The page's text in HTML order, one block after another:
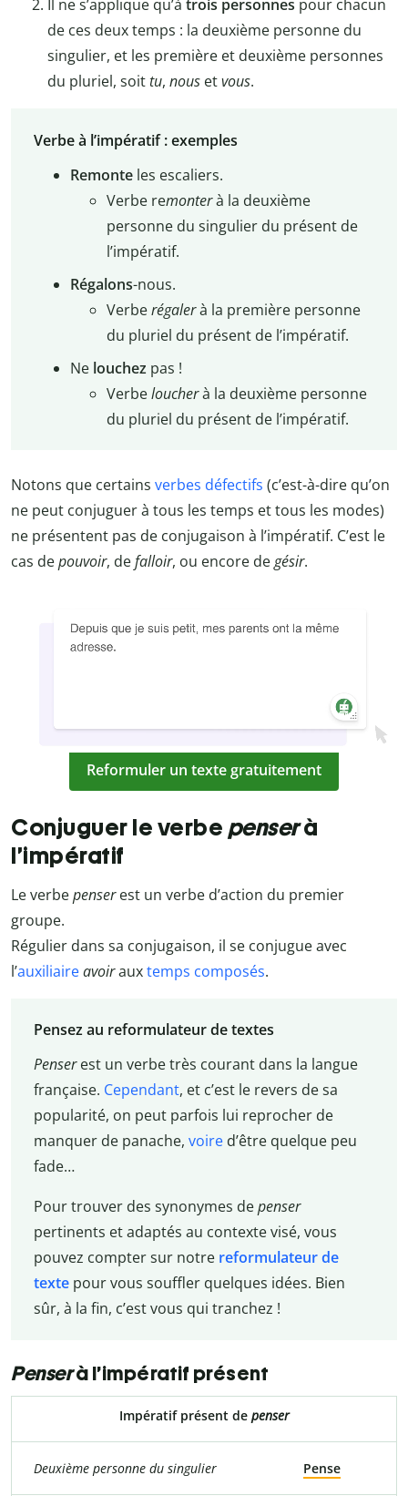
Il ne s’applique qu’à trois personnes pour chacun
de ces deux temps : la deuxième personne du
singulier, et les première et deuxième personnes
du pluriel, soittu, nous etvous.
Verbe à l’impératif : exemples
Remonteles escaliers.
Verbe remonterà la deuxième
personne du singulier du présent de
l’impératif.
Régalons-nous.
Verberégalerà la première personne
du pluriel du présent de l’impératif.
Ne louchezpas !
Verbeloucherà la deuxième personne
du pluriel du présent de l’impératif.
Notons que certains verbes défectifs (c’est-à-dire qu’on
ne peut conjuguer à tous les temps et tous les modes)
ne présentent pas de conjugaison à l’impératif. C’est le
cas depouvoir, defalloir, ou encore degésir.
Reformuler un texte gratuitement
Conjuguer le verbe penserà
l’impératif
Le verbepenserest un verbe d’action du premier
groupe.
Régulier dans sa conjugaison, il se conjugue avec
l’auxiliaireavoirauxtemps composés.
Pensez au reformulateur de textes
Penserest un verbe très courant dans la langue
française. Cependant, et c’est le revers de sa
popularité, on peut parfois lui reprocher de
manquer de panache, voired’être quelque peu
fade…
Pour trouver des synonymes depenser
pertinents et adaptés au contexte visé, vous
pouvez compter sur notre reformulateur de
textepour vous souffler quelques idées. Bien
sûr, à la fin, c’est vous qui tranchez !
Penserà l’impératif présent
Impératif présent de penser
Deuxième personne du singulier Pense